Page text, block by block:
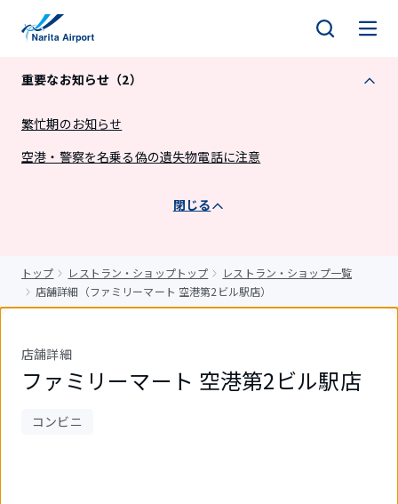
重要なお知らせ（2）
繁忙期のお知らせ
空港・警察を名乗る偽の遺失物電話に注意
閉じる
トップ レストラン・ショップトップ
レストラン・ショップ一覧
店舗詳細（ファミリーマート 空港第2ビル駅店）
店舗詳細
ファミリーマート 空港第2ビル駅店
コンビニ